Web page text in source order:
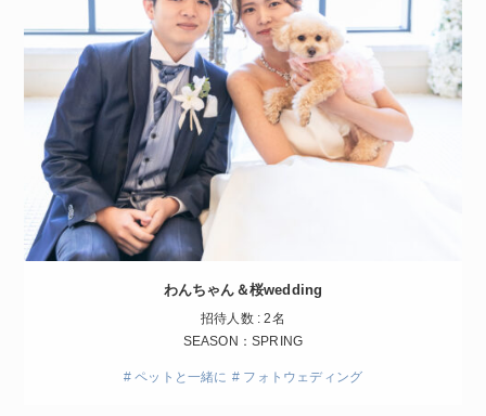
わんちゃん＆桜wedding
招待人数 : 2名
SEASON：SPRING
# ペットと一緒に # フォトウェディング